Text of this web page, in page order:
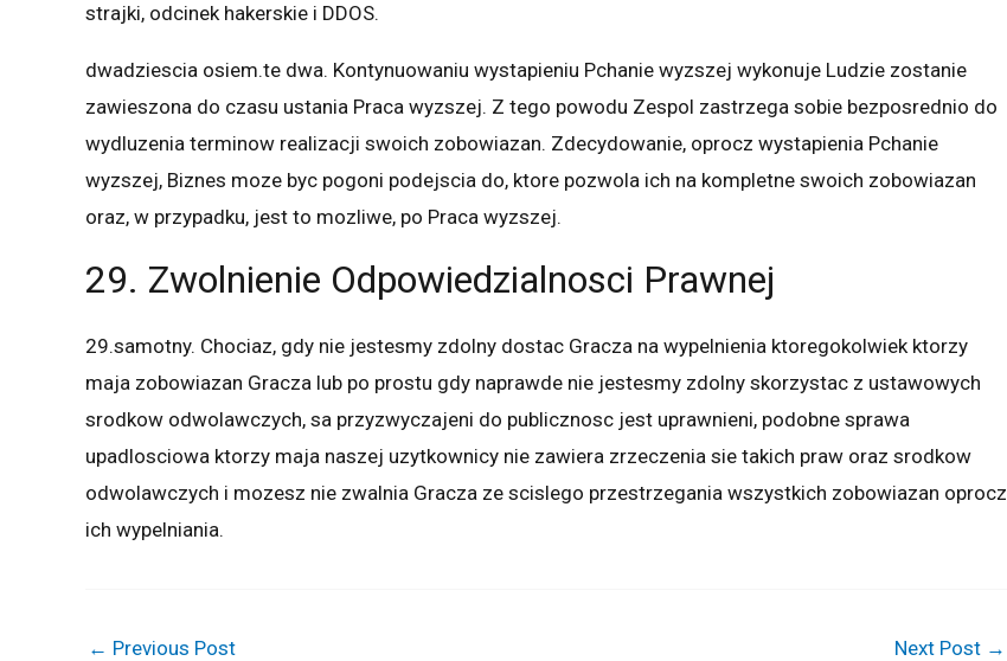
strajki, odcinek hakerskie i DDOS.
dwadziescia osiem.te dwa. Kontynuowaniu wystapieniu Pchanie wyzszej wykonuje Ludzie zostanie
zawieszona do czasu ustania Praca wyzszej. Z tego powodu Zespol zastrzega sobie bezposrednio do
wydluzenia terminow realizacji swoich zobowiazan. Zdecydowanie, oprocz wystapienia Pchanie
wyzszej, Biznes moze byc pogoni podejscia do, ktore pozwola ich na kompletne swoich zobowiazan
oraz, w przypadku, jest to mozliwe, po Praca wyzszej.
29. Zwolnienie Odpowiedzialnosci Prawnej
29.samotny. Chociaz, gdy nie jestesmy zdolny dostac Gracza na wypelnienia ktoregokolwiek ktorzy
maja zobowiazan Gracza lub po prostu gdy naprawde nie jestesmy zdolny skorzystac z ustawowych
srodkow odwolawczych, sa przyzwyczajeni do publicznosc jest uprawnieni, podobne sprawa
upadlosciowa ktorzy maja naszej uzytkownicy nie zawiera zrzeczenia sie takich praw oraz srodkow
odwolawczych i mozesz nie zwalnia Gracza ze scislego przestrzegania wszystkich zobowiazan oprocz
ich wypelniania.
← Previous Post Next Post →